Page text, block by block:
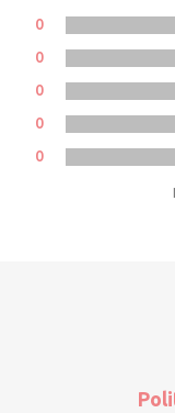
0
0
0
0
0